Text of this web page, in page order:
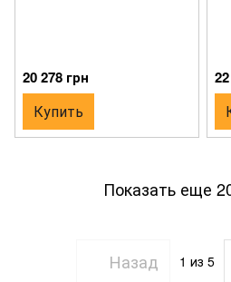
20 278 грн
Купить
Показать еще
Назад 1 из 5